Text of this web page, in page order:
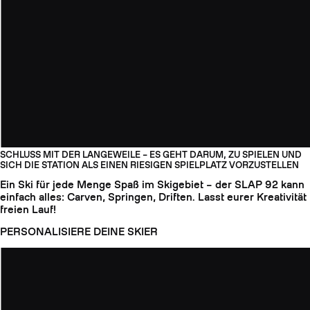
SCHLUSS MIT DER LANGEWEILE – ES GEHT DARUM, ZU SPIELEN UND
SICH DIE STATION ALS EINEN RIESIGEN SPIELPLATZ VORZUSTELLEN
Ein Ski für jede Menge Spaß im Skigebiet – der SLAP 92 kann
einfach alles: Carven, Springen, Driften. Lasst eurer Kreativität
freien Lauf!
PERSONALISIERE DEINE SKIER